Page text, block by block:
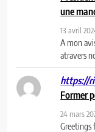
une
13 avril
A mon
atravers
https://
Former
24 mars
Greetings